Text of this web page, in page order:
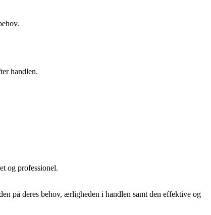
handlen.
og professionel.
på deres behov, ærligheden i handlen samt den effektive og